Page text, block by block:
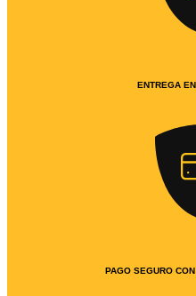
ENTREGA
PAGO SEGURO